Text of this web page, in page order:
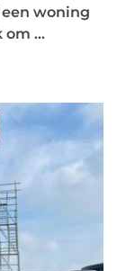
woning
...